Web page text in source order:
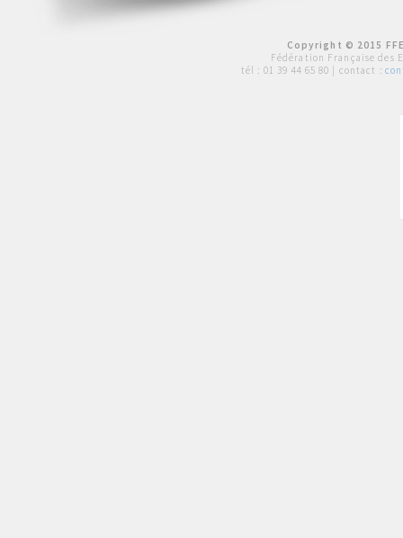
Copyright © 2015
Fédération Française des
tél : 01 39 44 65 80 | contact :